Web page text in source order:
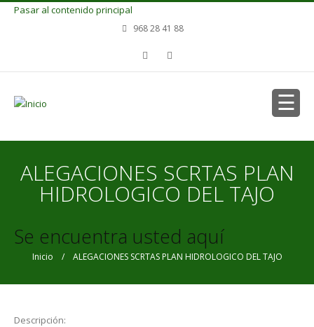
Pasar al contenido principal
968 28 41 88
ALEGACIONES SCRTAS PLAN
HIDROLOGICO DEL TAJO
Se encuentra usted aquí
Inicio / ALEGACIONES SCRTAS PLAN HIDROLOGICO DEL TAJO
Descripción: